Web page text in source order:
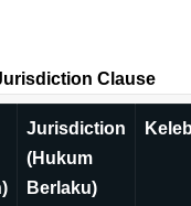
Clause
Jurisdiction
(Hukum
Berlaku)